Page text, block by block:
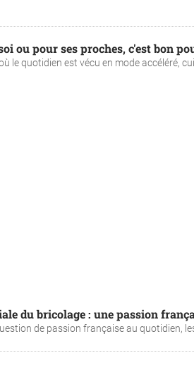
ou pour ses proches, c'est bon
le quotidien est vécu en mode accéléré,
du bricolage : une passion
de passion française au quotidien,